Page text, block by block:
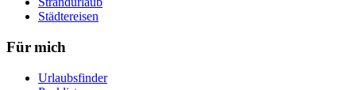
Städtereisen
Für mich
Urlaubsfinder